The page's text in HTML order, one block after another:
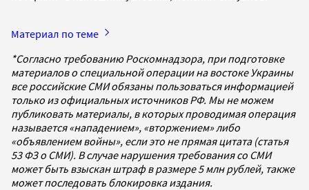
Материал по теме
*Согласно требованию Роскомнадзора, при подготовке
материалов о специальной операции на востоке Украины
все российские СМИ обязаны пользоваться информацией
только из официальных источников РФ. Мы не можем
публиковать материалы, в которых проводимая операция
называется «нападением», «вторжением» либо
«объявлением войны», если это не прямая цитата (статья
53 ФЗ о СМИ). В случае нарушения требования со СМИ
может быть взыскан штраф в размере 5 млн рублей, также
может последовать блокировка издания.